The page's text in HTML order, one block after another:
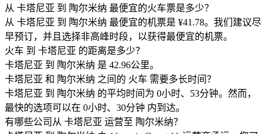
从 卡塔尼亚 到 陶尔米纳 最便宜的火车票是多少？
从 卡塔尼亚 到 陶尔米纳 最便宜的机票是 ¥41.78。我们建议尽
早预订，并且选择非高峰时段，以获得最便宜的机票。
火车 到 卡塔尼亚 的距离是多少？
卡塔尼亚 到 陶尔米纳 是 42.96公里。
卡塔尼亚 和 陶尔米纳 之间的 火车 需要多长时间？
卡塔尼亚 到 陶尔米纳 的平均时间为 0小时、53分钟。然而，
最快的选项可以在 0小时、30分钟 内到达。
有哪些公司从 卡塔尼亚 运营至 陶尔米纳？